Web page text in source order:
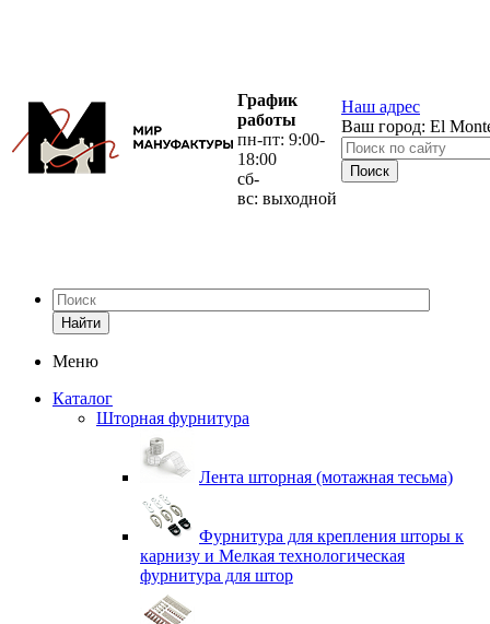
График
работы
пн-пт: 9:00-
18:00
сб-
вс: выходной
Наш адрес
Ваш город: El
Найти
Меню
Каталог
Шторная фурнитура
Лента шторная (мотажная тесьма)
Фурнитура для крепления шторы к
карнизу и Мелкая технологическая
фурнитура для штор